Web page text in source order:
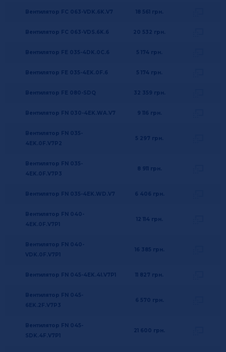
Вентилятор FC 063-VDK.6K.V7 18 561 грн.
Вентилятор FC 063-VDS.6K.6 20 532 грн.
Вентилятор FE 035-4DK.0C.6 5 174 грн.
Вентилятор FE 035-4EK.0F.6 5 174 грн.
Вентилятор FE 080-SDQ 32 359 грн.
Вентилятор FN 030-4EK.WA.V7 9 116 грн.
Вентилятор FN 035-
4EK.0F.V7P2
5 297 грн.
Вентилятор FN 035-
4EK.0F.V7P3
8 911 грн.
Вентилятор FN 035-4EK.WD.V7 6 406 грн.
Вентилятор FN 040-
4EK.0F.V7P1
12 114 грн.
Вентилятор FN 040-
VDK.0F.V7P1
16 385 грн.
Вентилятор FN 045-4EK.4I.V7P1 11 827 грн.
Вентилятор FN 045-
6EK.2F.V7P3
6 570 грн.
Вентилятор FN 045-
SDK.4F.V7P1
21 600 грн.